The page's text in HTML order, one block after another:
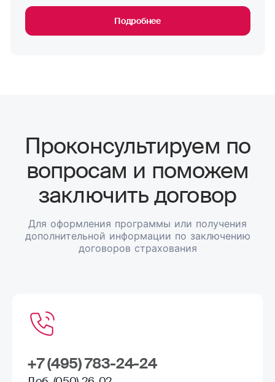
Подробнее
Проконсультируем по
вопросам и поможем
заключить договор
Для оформления программы или получения
дополнительной информации по заключению
договоров страхования
+7 (495) 783-24-24